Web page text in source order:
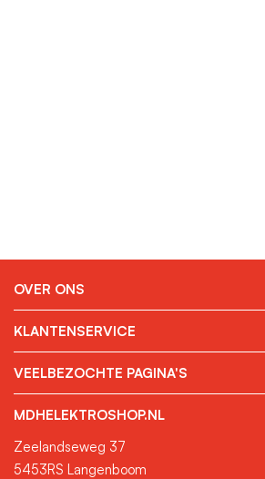
OVER ONS
KLANTENSERVICE
VEELBEZOCHTE PAGINA'S
MDHELEKTROSHOP.NL
Zeelandseweg 37
5453RS Langenboom